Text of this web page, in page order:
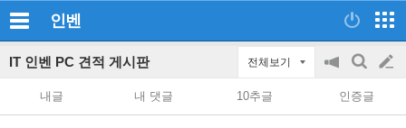
인벤
IT 인벤 PC 견적 게시판 전체보기
공
on/off
검
색
글
쓰
내글 내 댓글 10추글 인증글